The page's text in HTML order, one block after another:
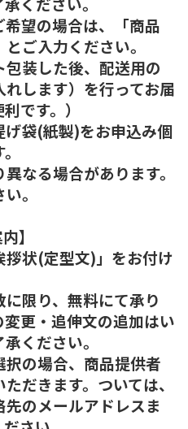
望の場合は、「商品
ご入力ください。
包装した後、配送用の
します）を行ってお届
です。）
袋(紙製)をお申込み個
なる場合があります。
。
】
状(定型文)」をお付け
限り、無料にて承り
更・追伸文の追加はい
ください。
の場合、商品提供者
だきます。ついては、
先のメールアドレスま